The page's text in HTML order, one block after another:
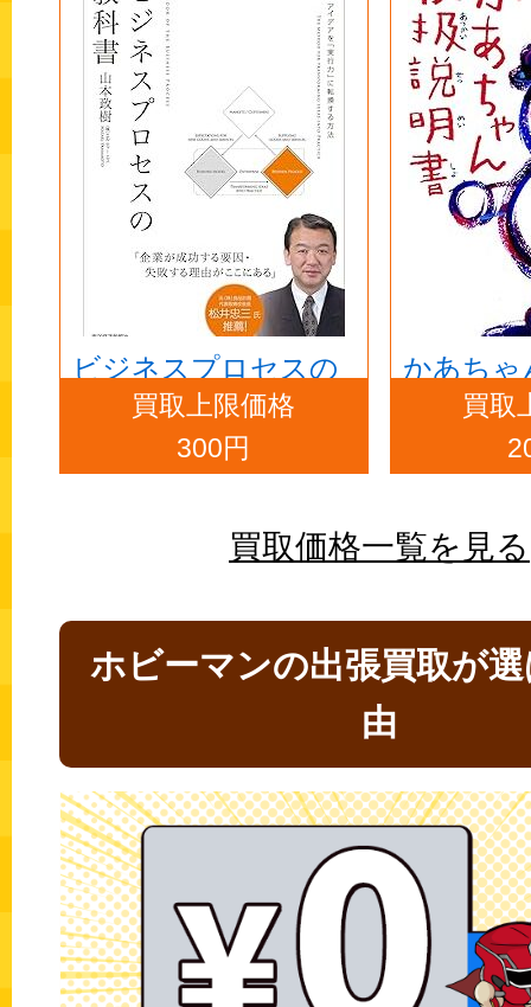
ビジネスプロセスの
教科書買取上限価格
300円
かあちゃ
買取
買取価格一覧を見る
ホビーマンの出張買取が
由